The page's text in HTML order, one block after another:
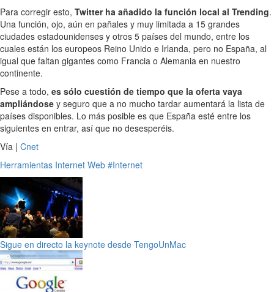
Para corregir esto, Twitter ha añadido la función local al Trending.
Una función, ojo, aún en pañales y muy limitada a 15 grandes
ciudades estadounidenses y otros 5 países del mundo, entre los
cuales están los europeos Reino Unido e Irlanda, pero no España, al
igual que faltan gigantes como Francia o Alemania en nuestro
continente.
Pese a todo, es sólo cuestión de tiempo que la oferta vaya
ampliándose y seguro que a no mucho tardar aumentará la lista de
países disponibles. Lo más posible es que España esté entre los
siguientes en entrar, así que no desesperéis.
Vía | Cnet
Herramientas Internet Web #Internet
Sigue en directo la keynote desde TengoUnMac